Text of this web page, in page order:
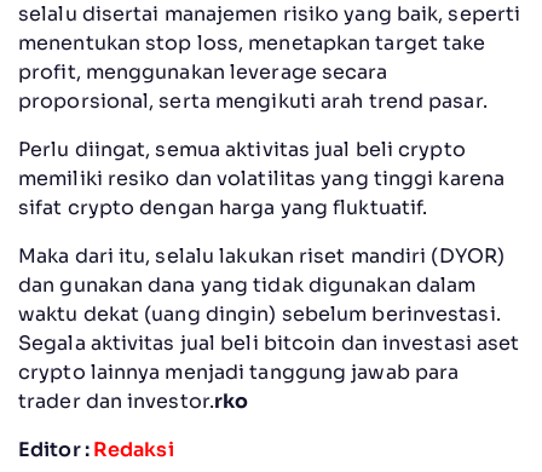
selalu disertai manajemen risiko yang baik, seperti
menentukan stop loss, menetapkan target take
profit, menggunakan leverage secara
proporsional, serta mengikuti arah trend pasar.
Perlu diingat, semua aktivitas jual beli crypto
memiliki resiko dan volatilitas yang tinggi karena
sifat crypto dengan harga yang fluktuatif.
Maka dari itu, selalu lakukan riset mandiri (DYOR)
dan gunakan dana yang tidak digunakan dalam
waktu dekat (uang dingin) sebelum berinvestasi.
Segala aktivitas jual beli bitcoin dan investasi aset
crypto lainnya menjadi tanggung jawab para
trader dan investor.rko
Editor :Redaksi